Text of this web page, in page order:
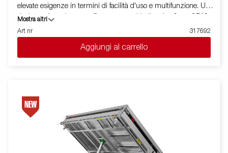
elevate esigenze in termini di facilità d'uso e multifunzione. Un
design unico e leggero offre una capacità di carico fino a 2740
kg. Il suo angolo di ribaltamento aumentato facilita lo scarico di
merci come ghiaia, sabbia, inerti e terra. TT5000 è predisposto
per rampe di salita e viene fornito con 8 anelli di fissaggio carico
incassati, con capacità di 800 kg ciascuno. Puoi caricare
telecomando wireless o Bluetooth. Possono essere utilizzati
molti accessori della Serie 5000 e ci sono anche accessori
appositamente sviluppati per la Serie TT5000. Le immagini
sono solo a scopo illustrativo e possono mostrare
apparecchiature opzionali.
Mostra altri
Art nr
317692
Aggiungi al carrello